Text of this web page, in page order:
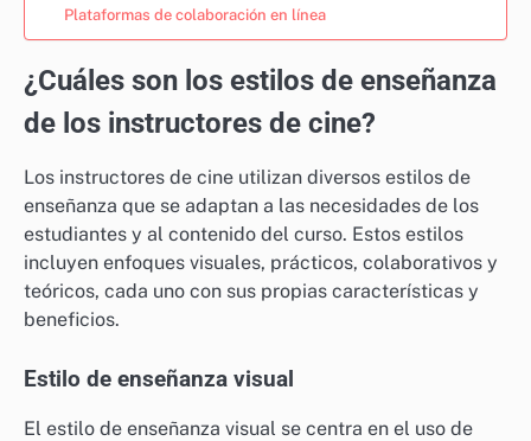
Plataformas de colaboración en línea
¿Cuáles son los estilos de enseñanza
de los instructores de cine?
Los instructores de cine utilizan diversos estilos de
enseñanza que se adaptan a las necesidades de los
estudiantes y al contenido del curso. Estos estilos
incluyen enfoques visuales, prácticos, colaborativos y
teóricos, cada uno con sus propias características y
beneficios.
Estilo de enseñanza visual
El estilo de enseñanza visual se centra en el uso de